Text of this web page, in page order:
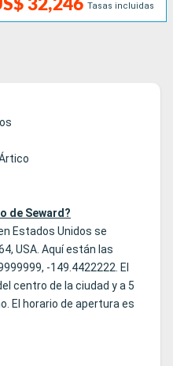
32,246 Tasas incluidas
de Seward?
Estados Unidos se
USA. Aquí están las
-149.4422222. El
centro de la ciudad y a 5
El horario de apertura es